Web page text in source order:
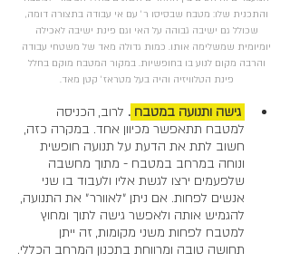
והתכנית שלו: מטבח שבסיסו ר׳ עם אי עבודה בתצורה דומה,
שכולל גם ישיבה גבוהה על האי וגם פינת ישיבה לאכילה
יומיומית שמשלימה אותו. כמות גדולה מאד של משטחי עבודה
והרבה מקום לנוע בו בחופשיות. במקור המטבח מוקם בחלל
פינת הטלוויזיה והיה בעל מטראז׳ קטן מאד.
. לרוב, הכניסה
למטבח תתאפשר מכיוון אחד. במקרה כזה,
חשוב לתת את הדעת על תנועה חופשית
ונוחה במרחב במטבח - מתוך מחשבה
שלפעמים ירצו לגשת אליו ולעבוד בו שני
אנשים לפחות. אם ניתן ״לאוורר״ את התנועה,
להגמיש אותה ולאפשר גישה לתוך ומחוץ
למטבח לפחות משני מקומות, זה ייתן
תחושה טובה ומרווחת בתכנון המרחב הכללי.